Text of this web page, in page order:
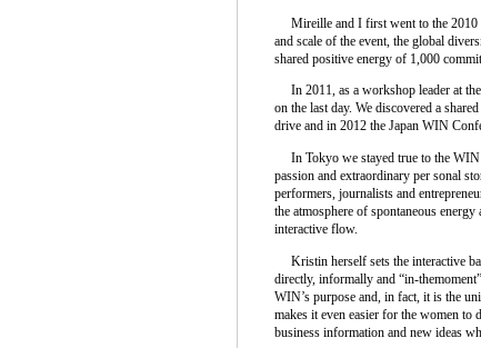
Mireille and I first went to the 2010
and scale of the event, the global
shared positive energy of 1,000
In 2011, as a workshop leader at
on the last day. We discovered a
drive and in 2012 the Japan WIN
In Tokyo we stayed true to the WIN
passion and extraordinary per sonal
performers, journalists and
the atmosphere of spontaneous
interactive flow.
Kristin herself sets the interactive
directly, informally and “in-
WIN’s purpose and, in fact, it is the
makes it even easier for the women to
business information and new ideas